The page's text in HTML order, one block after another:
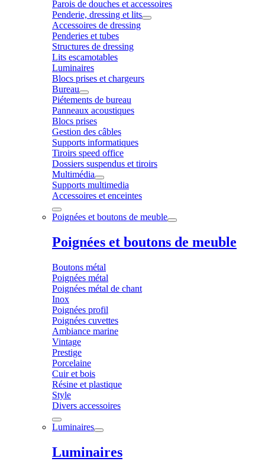
Parois de douches et accessoires
Penderie, dressing et lits
Accessoires de dressing
Penderies et tubes
Structures de dressing
Lits escamotables
Luminaires
Blocs prises et chargeurs
Bureau
Piétements de bureau
Panneaux acoustiques
Blocs prises
Gestion des câbles
Supports informatiques
Tiroirs speed office
Dossiers suspendus et tiroirs
Multimédia
Supports multimedia
Accessoires et enceintes
Poignées et boutons de meuble
Poignées et boutons de meuble
Boutons métal
Poignées métal
Poignées métal de chant
Inox
Poignées profil
Poignées cuvettes
Ambiance marine
Vintage
Prestige
Porcelaine
Cuir et bois
Résine et plastique
Style
Divers accessoires
Luminaires
Luminaires